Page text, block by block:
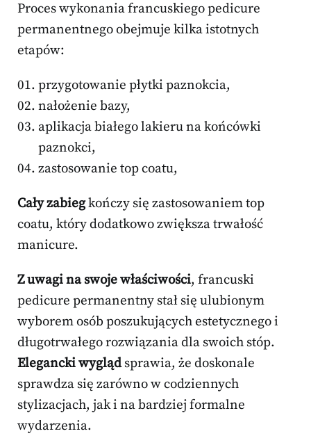
Proces wykonania francuskiego pedicure
permanentnego obejmuje kilka istotnych
etapów:
przygotowanie płytki paznokcia,
nałożenie bazy,
aplikacja białego lakieru na końcówki
paznokci,
zastosowanie top coatu,
Cały zabiegkończy się zastosowaniem top
coatu, który dodatkowo zwiększa trwałość
manicure.
Z uwagi na swoje właściwości, francuski
pedicure permanentny stał się ulubionym
wyborem osób poszukujących estetycznego i
długotrwałego rozwiązania dla swoich stóp.
Elegancki wyglądsprawia, że doskonale
sprawdza się zarówno w codziennych
stylizacjach, jak i na bardziej formalne
wydarzenia.